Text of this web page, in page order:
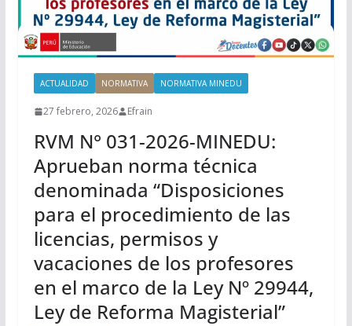
ACTUALIDAD NORMATIVA NORMATIVA MINEDU
27 febrero, 2026 Efrain
RVM N° 031-2026-MINEDU:
Aprueban norma técnica
denominada “Disposiciones
para el procedimiento de las
licencias, permisos y
vacaciones de los profesores
en el marco de la Ley Nº 29944,
Ley de Reforma Magisterial”